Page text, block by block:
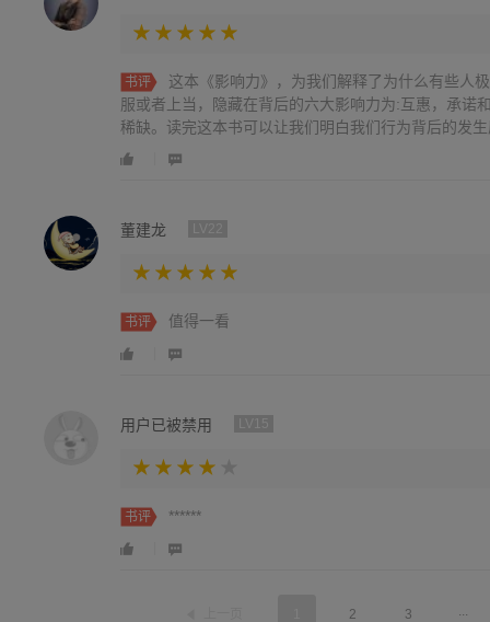
书评
这本《影响力》，为我们解释了为什么有些人
服或者上当，隐藏在背后的六大影响力为:互惠，承诺
稀缺。读完这本书可以让我们明白我们行为背后的发
义。
董建龙
书评 值得一看
用户已被禁用
书评 ******
2 3 ...